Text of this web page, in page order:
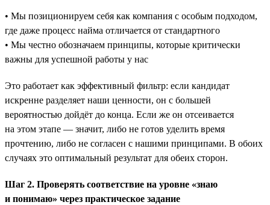
• Мы позиционируем себя как компания с особым подходом,
где даже процесс найма отличается от стандартного
• Мы честно обозначаем принципы, которые критически
важны для успешной работы у нас
Это работает как эффективный фильтр: если кандидат
искренне разделяет наши ценности, он с большей
вероятностью дойдёт до конца. Если же он отсеивается
на этом этапе — значит, либо не готов уделить время
прочтению, либо не согласен с нашими принципами. В обоих
случаях это оптимальный результат для обеих сторон.
Шаг 2. Проверять соответствие на уровне «знаю
и понимаю» через практическое задание